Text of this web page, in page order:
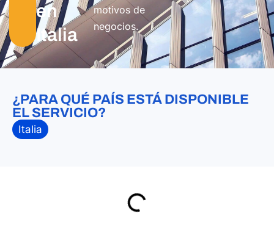
en
Italia
motivos de
negocios.
¿PARA QUÉ PAÍS ESTÁ DISPONIBLE
EL SERVICIO?
Italia